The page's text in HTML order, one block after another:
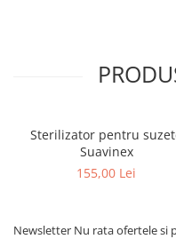
Sterilizator pentru
Suavinex
155,00 Lei
Newsletter Nu rata ofertele si